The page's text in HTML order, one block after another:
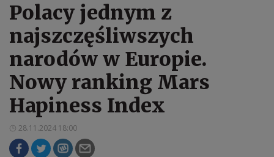
Polacy jednym z
najszczęśliwszych
narodów w Europie.
Nowy ranking Mars
Hapiness Index
28.11.2024 18:00